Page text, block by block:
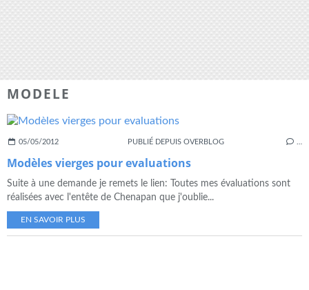
MODELE
05/05/2012 PUBLIÉ DEPUIS OVERBLOG
Modèles vierges pour evaluations
Suite à une demande je remets le lien: Toutes mes évaluations sont
réalisées avec l'entête de Chenapan que j'oublie...
EN SAVOIR PLUS